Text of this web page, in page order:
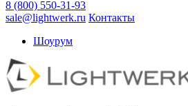
8 (800) 550-31-93
sale@lightwerk.ru Контакты
Шоурум